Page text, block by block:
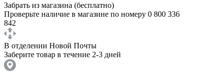
Забрать из магазина (бесплатно)
Проверьте наличие в магазине по номеру 0 800 336
842
В отделении Новой Почты
Заберите товар в течение 2-3 дней